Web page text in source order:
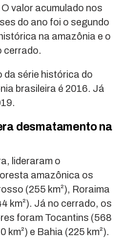
valor acumulado nos
do ano foi o segundo
na amazônia e o
cerrado.
da série histórica do
brasileira é 2016. Já
desmatamento na
lideraram o
amazônica os
(255 km²), Roraima
km²). Já no cerrado, os
foram Tocantins (568
km²) e Bahia (225 km²).